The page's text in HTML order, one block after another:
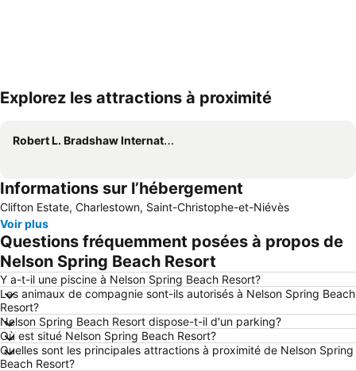
Explorez les attractions à proximité
Robert L. Bradshaw International Airport
Informations sur l’hébergement
Clifton Estate, Charlestown, Saint-Christophe-et-Niévès
Voir plus
Questions fréquemment posées à propos de
Nelson Spring Beach Resort
Y a-t-il une piscine à Nelson Spring Beach Resort?
Les animaux de compagnie sont-ils autorisés à Nelson Spring Beach
Resort?
Nelson Spring Beach Resort dispose-t-il d'un parking?
Où est situé Nelson Spring Beach Resort?
Quelles sont les principales attractions à proximité de Nelson Spring
Beach Resort?